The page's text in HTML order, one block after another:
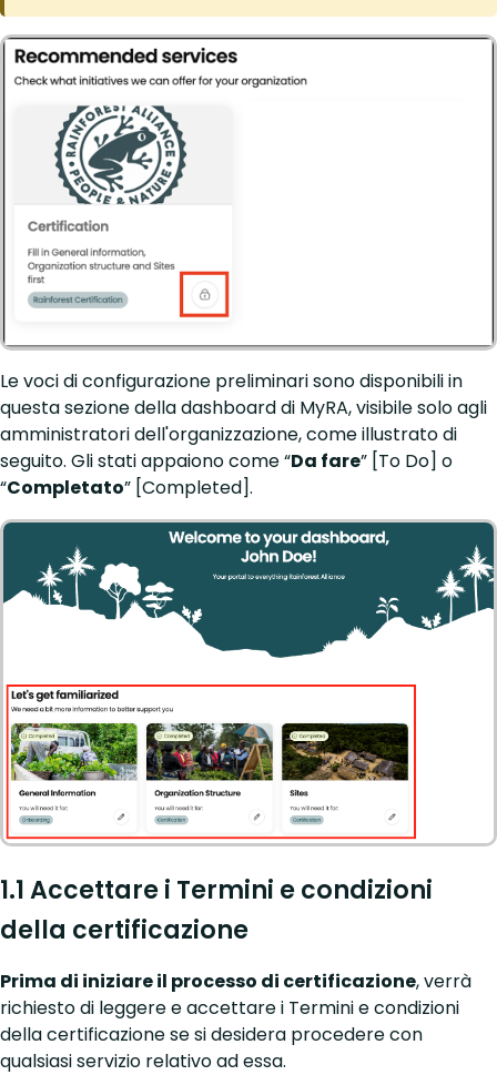
Le voci di configurazione preliminari sono disponibili in
questa sezione della dashboard di MyRA, visibile solo agli
amministratori dell'organizzazione, come illustrato di
seguito. Gli stati appaiono come “Da fare” [To Do] o
“Completato” [Completed].
1.1 Accettare i Termini e condizioni
della certificazione
Prima di iniziare il processo di certificazione, verrà
richiesto di leggere e accettare i Termini e condizioni
della certificazione se si desidera procedere con
qualsiasi servizio relativo ad essa.